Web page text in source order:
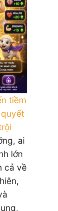
tiềm
ai
lớn
cả về